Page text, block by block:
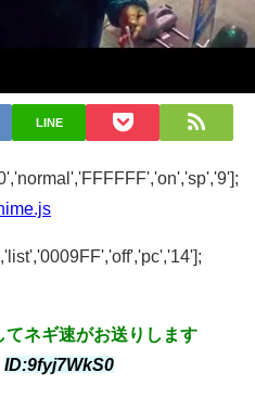
LINE
てネギ速がお送りします
ID:9fyj7WkS0